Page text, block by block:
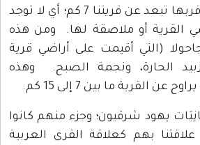
(كُبّانِيَات) يهودية، وأقربها تبعد عن قريتنا 7 كم؛ أي لا توجد
القرية أو ملاصقة لها. ومن هذه
(التي أقيمت على أراضي قرية
الحارة، ونجمة الصبح. وهذه
عن القرية ما بين 7 إلى 15 كم.
يهود شرقيون؛ وجزء منهم كانوا
بهم كعلاقة القرى العربية